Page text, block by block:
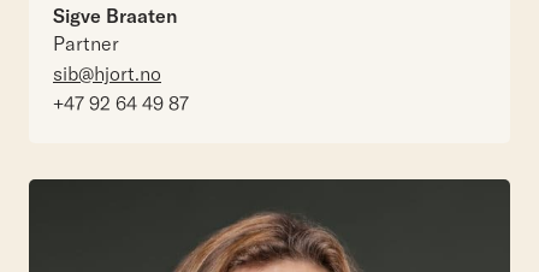
Sigve Braaten
Partner
sib@hjort.no
+47 92 64 49 87